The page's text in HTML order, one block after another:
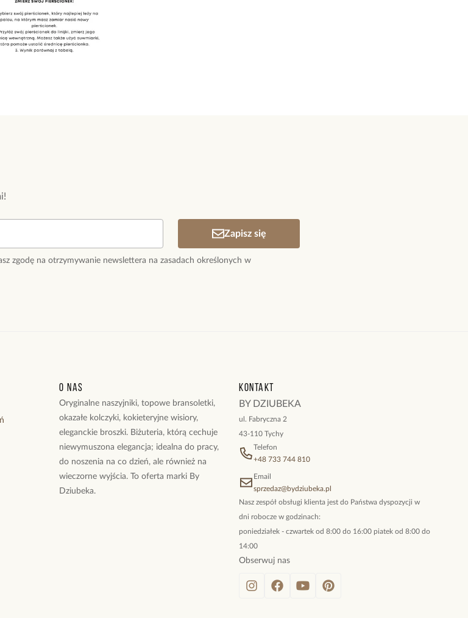
Zapisz się
zgodę na otrzymywanie newslettera na zasadach określonych w
O nas
Oryginalne naszyjniki, topowe bransoletki,
okazałe kolczyki, kokieteryjne wisiory,
eleganckie broszki. Biżuteria, którą cechuje
niewymuszona elegancja; idealna do pracy,
do noszenia na co dzień, ale również na
wieczorne wyjścia. To oferta marki By
Dziubeka.
Kontakt
BY DZIUBEKA
ul. Fabryczna 2
43-110 Tychy
Telefon
+48 733 744 810
Email
sprzedaz@bydziubeka.pl
Nasz zespół obsługi klienta jest do Państwa dyspozycji w
dni robocze w godzinach:
poniedziałek - czwartek od 8:00 do 16:00 piatek od 8:00 do
14:00
Obserwuj nas